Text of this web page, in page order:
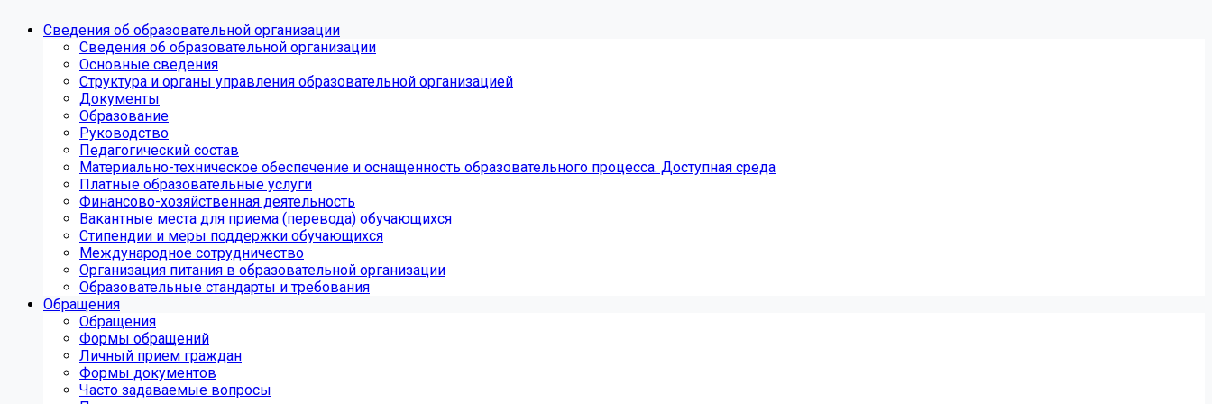
Сведения об образовательной организации
Сведения об образовательной организации
Основные сведения
Структура и органы управления образовательной организацией
Документы
Образование
Руководство
Педагогический состав
Материально-техническое обеспечение и оснащенность образовательного процесса. Доступная среда
Платные образовательные услуги
Финансово-хозяйственная деятельность
Вакантные места для приема (перевода) обучающихся
Стипендии и меры поддержки обучающихся
Международное сотрудничество
Организация питания в образовательной организации
Образовательные стандарты и требования
Обращения
Обращения
Формы обращений
Личный прием граждан
Формы документов
Часто задаваемые вопросы